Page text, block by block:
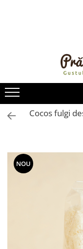
ULEIURI ȘI UNTURI
MĂSLINE
NUCI ȘI SEMINȚE
FRUCTE DESHIDRATATE
ÎNDULCITORI
OȚETURI ȘI SOSURI
SOSURI
CREME ȘI PASTE
Cocos fulgi
NOU